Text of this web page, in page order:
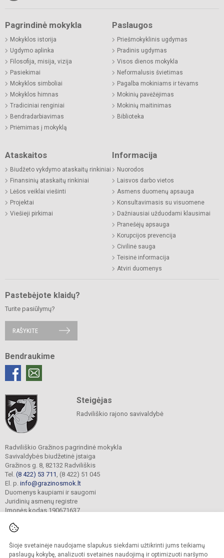
Šioje svetainėje naudojame slapukus siekdami užtikrinti jums teikiamų
paslaugų kokybę, analizuoti svetainės naudojimą ir optimizuoti naršymo
Pagrindinė mokykla
Mokyklos istorija
Ugdymo aplinka
Filosofija, misija, vizija
Pasiekimai
Mokyklos simboliai
Mokyklos himnas
Tradiciniai renginiai
Bendradarbiavimas
Priėmimas į mokyklą
Paslaugos
Priešmokyklinis ugdymas
Pradinis ugdymas
Visos dienos mokykla
Neformalusis švietimas
Pagalba mokiniams ir tėvams
Mokinių pavėžėjimas
Mokinių maitinimas
Biblioteka
Ataskaitos
Biudžeto vykdymo ataskaitų rinkiniai
Finansinių ataskaitų rinkiniai
Lėšos veiklai viešinti
Projektai
Viešieji pirkimai
Informacija
Nuorodos
Laisvos darbo vietos
Asmens duomenų apsauga
Konsultavimasis su visuomene
Dažniausiai užduodami klausimai
Pranešėjų apsauga
Korupcijos prevencija
Civilinė sauga
Teisinė informacija
Atviri duomenys
Pastebėjote klaidų?
Turite pasiūlymų?
RAŠYKITE
Bendraukime
Steigėjas
Radviliškio rajono savivaldybė
Radviliškio Gražinos pagrindinė mokykla
Savivaldybės biudžetinė įstaiga
Gražinos g. 8, 82132 Radviliškis
Tel. (8 422) 53 711 , (8 422) 51 045
El. p. info@grazinosmok.lt
Duomenys kaupiami ir saugomi
Juridinių asmenų registre
Įmonės kodas 190671637
© 2022. Radviliškio Gražinos pagrindinė mokykla. Visos teisės saugomos.
Kopijuoti turinį be raštiško įstaigos administracijos sutikimo griežtai draudžiama.